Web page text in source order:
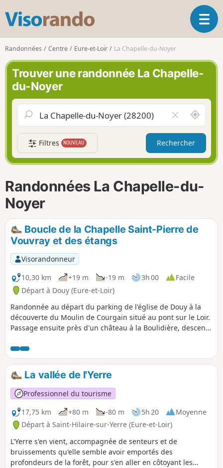
s
o
r
n
o
O
u
a
n
v
g
a
Randonnées Centre Eure-et-Loir La Chapelle-du-Noyer
Trouver une randonnée La Chapelle-
du-Noyer
i
d
e
r
l
c
m
p
A
u
t
u
r
e
i
Filtres NOUVEAU Rechercher
Randonnées La Chapelle-du-
Noyer
Boucle de la Chapelle Saint-Pierre de
Vouvray et des étangs
Visorandonneur
10,30 km
+19 m -19 m 3h 00
Facile
Départ à Douy (Eure-et-Loir)
Randonnée au départ du parking de l'église de Douy à la
découverte du Moulin de Courgain situé au pont sur le Loir.
Passage ensuite près d'un château à la Boulidière, descente
passerelle de Vouvray jusqu'au vieux lavoir et la Chapelle
Saint-Pierre. Le retour s'effectue en partie par le même
itinéraire puis s'en écarte pour contourner les étangs de la
Basse Plaine où nous pouvons découvrir des foulques ainsi
que des hérons cendrés. La fin de la randonnée conduit à
un autre pont sur le Loir puis à proximité du Château du
Prieuré avant de regagner l'église de Douy.
La vallée de l'Yerre
Professionnel du tourisme
17,75 km
+80 m -80 m 5h 20
Moyenne
Départ à Saint-Hilaire-sur-Yerre (Eure-et-Loir)
L'Yerre s'en vient, accompagnée de senteurs et de
bruissements qu'elle semble avoir emportés des
profondeurs de la forêt, pour s'en aller en côtoyant les